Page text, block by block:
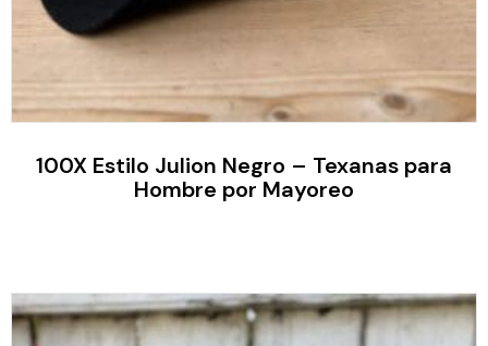
100X Estilo Julion Negro – Texanas para
Hombre por Mayoreo